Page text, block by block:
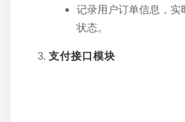
记录用户订单信息，实
状态。
支付接口模块